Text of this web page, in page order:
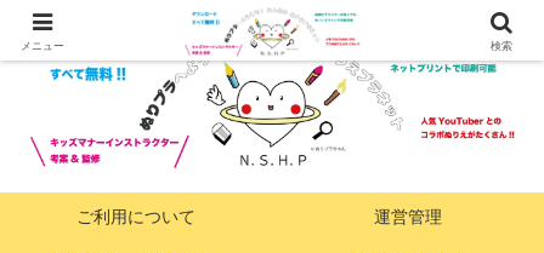
ご利用について 運営管理
メニュー 検索